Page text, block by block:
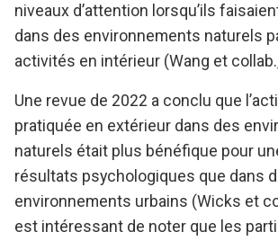
niveaux d’attention lorsqu’ils
dans des environnements naturels
activités en intérieur (Wang et
Une revue de 2022 a conclu que
pratiquée en extérieur dans des
naturels était plus bénéfique pour
résultats psychologiques que dans
environnements urbains (Wicks et
est intéressant de noter que les